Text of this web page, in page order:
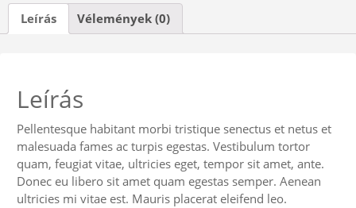
Leírás Vélemények (0)
Leírás
Pellentesque habitant morbi tristique senectus et netus et
malesuada fames ac turpis egestas. Vestibulum tortor
quam, feugiat vitae, ultricies eget, tempor sit amet, ante.
Donec eu libero sit amet quam egestas semper. Aenean
ultricies mi vitae est. Mauris placerat eleifend leo.